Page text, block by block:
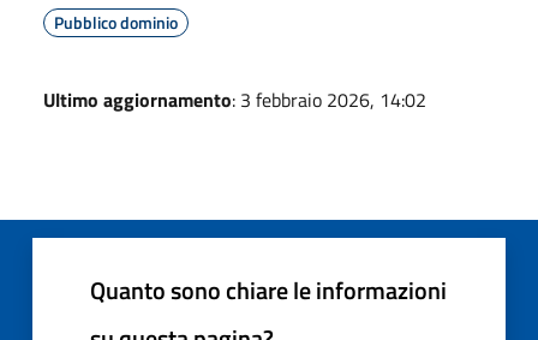
Pubblico dominio
Ultimo aggiornamento: 3 febbraio 2026, 14:02
Quanto sono chiare le informazioni